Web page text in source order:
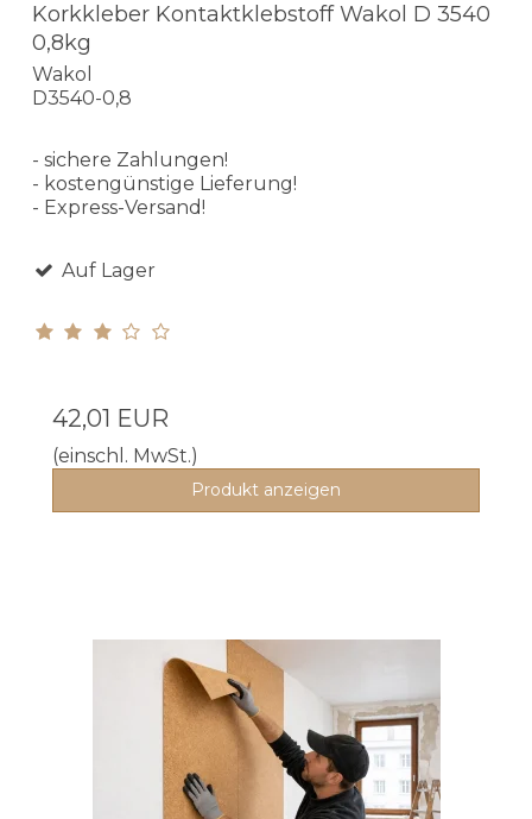
Korkkleber Kontaktklebstoff Wakol D 3540
0,8kg
Wakol
D3540-0,8
- sichere Zahlungen!
- kostengünstige Lieferung!
- Express-Versand!
Auf Lager
42,01 EUR
(einschl. MwSt.)
Produkt anzeigen